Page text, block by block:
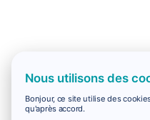
Nous utilisons des
Bonjour, ce site utilise des
qu'après accord.